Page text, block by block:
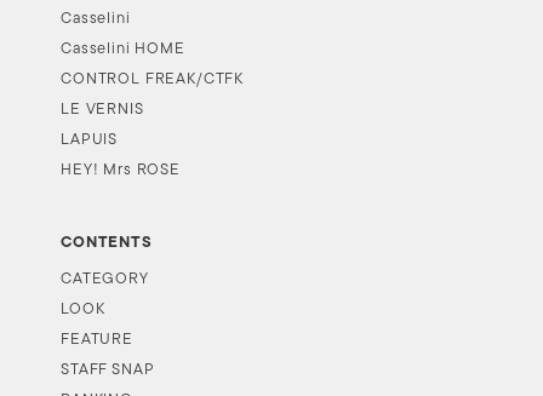
Casselini
Casselini HOME
CONTROL FREAK/CTFK
LE VERNIS
LAPUIS
HEY! Mrs ROSE
CONTENTS
CATEGORY
LOOK
FEATURE
STAFF SNAP